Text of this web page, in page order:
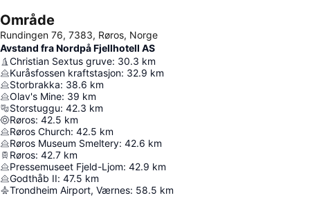
Område
Rundingen 76, 7383, Røros, Norge
Avstand fra Nordpå Fjellhotell AS
Christian Sextus gruve: 30.3 km
Kuråsfossen kraftstasjon: 32.9 km
Storbrakka: 38.6 km
Olav's Mine: 39 km
Storstuggu: 42.3 km
Røros: 42.5 km
Røros Church: 42.5 km
Røros Museum Smeltery: 42.6 km
Røros: 42.7 km
Pressemuseet Fjeld-Ljom: 42.9 km
Godthåb II: 47.5 km
Trondheim Airport, Værnes: 58.5 km